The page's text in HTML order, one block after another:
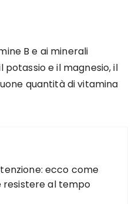
B e ai minerali
potassio e il magnesio, il
quantità di vitamina
ecco come
resistere al tempo